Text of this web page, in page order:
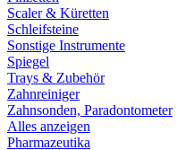
Scaler & Küretten
Schleifsteine
Sonstige Instrumente
Spiegel
Trays & Zubehör
Zahnreiniger
Zahnsonden, Paradontometer
Alles anzeigen
Pharmazeutika